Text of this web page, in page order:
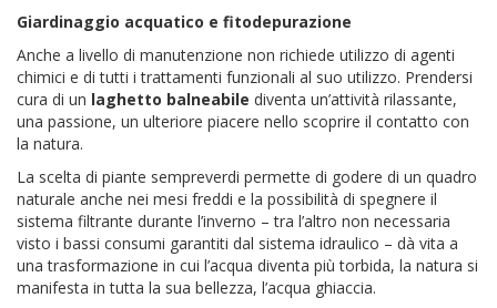
Giardinaggio acquatico e fitodepurazione
Anche a livello di manutenzione non richiede utilizzo di agenti
chimici e di tutti i trattamenti funzionali al suo utilizzo. Prendersi
cura di un laghetto balneabile diventa un’attività rilassante,
una passione, un ulteriore piacere nello scoprire il contatto con
la natura.
La scelta di piante sempreverdi permette di godere di un quadro
naturale anche nei mesi freddi e la possibilità di spegnere il
sistema filtrante durante l’inverno – tra l’altro non necessaria
visto i bassi consumi garantiti dal sistema idraulico – dà vita a
una trasformazione in cui l’acqua diventa più torbida, la natura si
manifesta in tutta la sua bellezza, l’acqua ghiaccia.